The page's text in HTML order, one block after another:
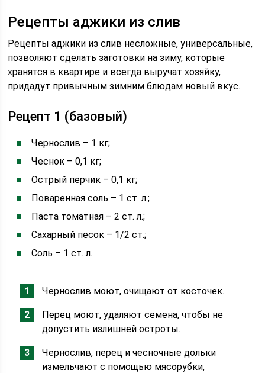
Рецепты аджики из слив
Рецепты аджики из слив несложные, универсальные,
позволяют сделать заготовки на зиму, которые
хранятся в квартире и всегда выручат хозяйку,
придадут привычным зимним блюдам новый вкус.
Рецепт 1 (базовый)
Чернослив – 1 кг;
Чеснок – 0,1 кг;
Острый перчик – 0,1 кг;
Поваренная соль – 1 ст. л.;
Паста томатная – 2 ст. л.;
Сахарный песок – 1/2 ст.;
Соль – 1 ст. л.
Чернослив моют, очищают от косточек.
Перец моют, удаляют семена, чтобы не
допустить излишней остроты.
Чернослив, перец и чесночные дольки
измельчают с помощью мясорубки,